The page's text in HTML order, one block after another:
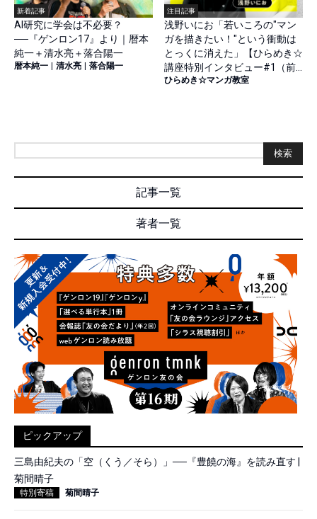
新着記事
AI研究に学会は不必要？
──『ゲンロン17』より｜暦本
純一＋清水亮＋落合陽一
暦本純一 | 清水亮 | 落合陽一
注目記事
浅野いにお「若いころの"マン
ガを描きたい！"という衝動は
とっくに消えた」【ひらめき☆
講座特別インタビュー#1（前
篇）】
ひらめき☆マンガ教室
検索
記事一覧
著者一覧
ピックアップ
三島由紀夫の「空（くう／そら）」──『豊饒の海』を読み直す |
菊間晴子
特別寄稿 菊間晴子